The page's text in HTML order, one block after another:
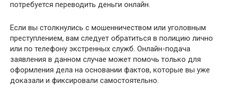
потребуется переводить деньги онлайн.
Если вы столкнулись с мошенничеством или уголовным
преступлением, вам следует обратиться в полицию лично
или по телефону экстренных служб. Онлайн-подача
заявления в данном случае может помочь только для
оформления дела на основании фактов, которые вы уже
доказали и фиксировали самостоятельно.